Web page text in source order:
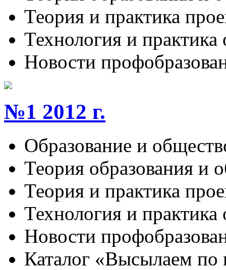
Теория и практика
Технология и практика
Новости
№1 2012 г.
Образование и
Теория образования и
Теория и практика
Технология и практика
Новости
Каталог «Высылаем по